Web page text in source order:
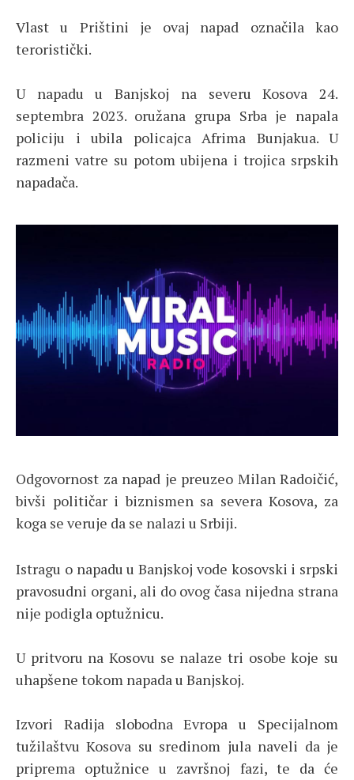
Vlast u Prištini je ovaj napad označila kao
teroristički.
U napadu u Banjskoj na severu Kosova 24.
septembra 2023. oružana grupa Srba je napala
policiju i ubila policajca Afrima Bunjakua. U
razmeni vatre su potom ubijena i trojica srpskih
napadača.
Odgovornost za napad je preuzeo Milan Radoičić,
bivši političar i biznismen sa severa Kosova, za
koga se veruje da se nalazi u Srbiji.
Istragu o napadu u Banjskoj vode kosovski i srpski
pravosudni organi, ali do ovog časa nijedna strana
nije podigla optužnicu.
U pritvoru na Kosovu se nalaze tri osobe koje su
uhapšene tokom napada u Banjskoj.
Izvori Radija slobodna Evropa u Specijalnom
tužilaštvu Kosova su sredinom jula naveli da je
priprema optužnice u završnoj fazi, te da će